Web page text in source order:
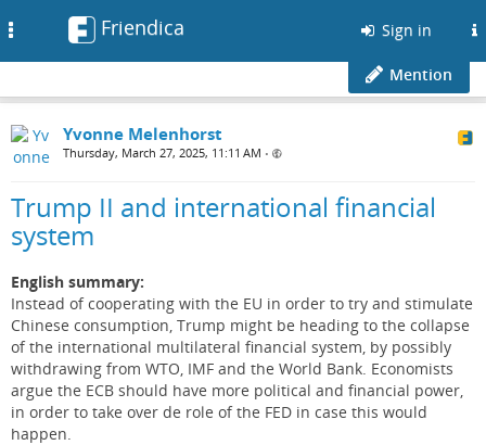
Friendica Sign in
Mention
Yvonne Melenhorst
Thursday, March 27, 2025, 11:11 AM •
Trump II and international financial
system
English summary:
Instead of cooperating with the EU in order to try and stimulate
Chinese consumption, Trump might be heading to the collapse
of the international multilateral financial system, by possibly
withdrawing from WTO, IMF and the World Bank. Economists
argue the ECB should have more political and financial power,
in order to take over de role of the FED in case this would
happen.